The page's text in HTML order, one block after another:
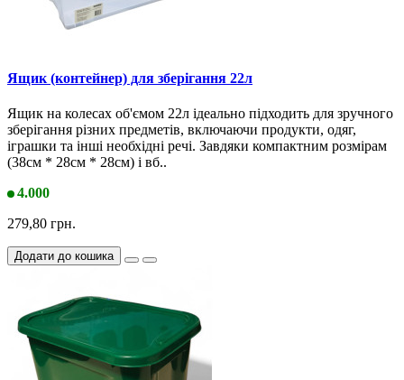
Ящик (контейнер) для зберігання 22л
Ящик на колесах об'ємом 22л ідеально підходить для зручного
зберігання різних предметів, включаючи продукти, одяг,
іграшки та інші необхідні речі. Завдяки компактним розмірам
(38см * 28см * 28см) і вб..
4.000
279,80 грн.
Додати до кошика